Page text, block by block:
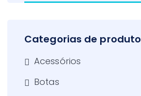
Categorias de produto
Acessórios
Botas